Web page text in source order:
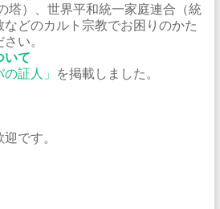
塔）、世界平和統一家庭連合（統
どのカルト宗教でお困りのかた
い。
いて
証人」 を掲載しました。
です。